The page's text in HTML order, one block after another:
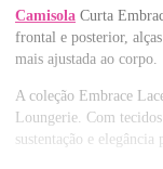
Camisola Curta
frontal e posterior,
mais ajustada ao corpo.
A coleção Embrace
Loungerie. Com
sustentação e